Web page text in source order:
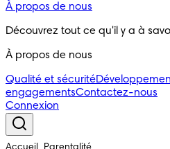
À propos de nous
Découvrez tout ce qu'il y a à
À propos de nous
Qualité et sécurité
engagementsContactez-nous
Connexion